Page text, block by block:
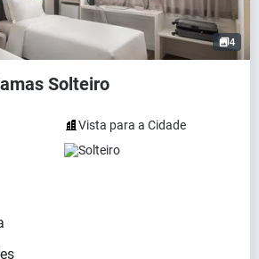
4
Solteiro
Vista para a Cidade
Solteiro